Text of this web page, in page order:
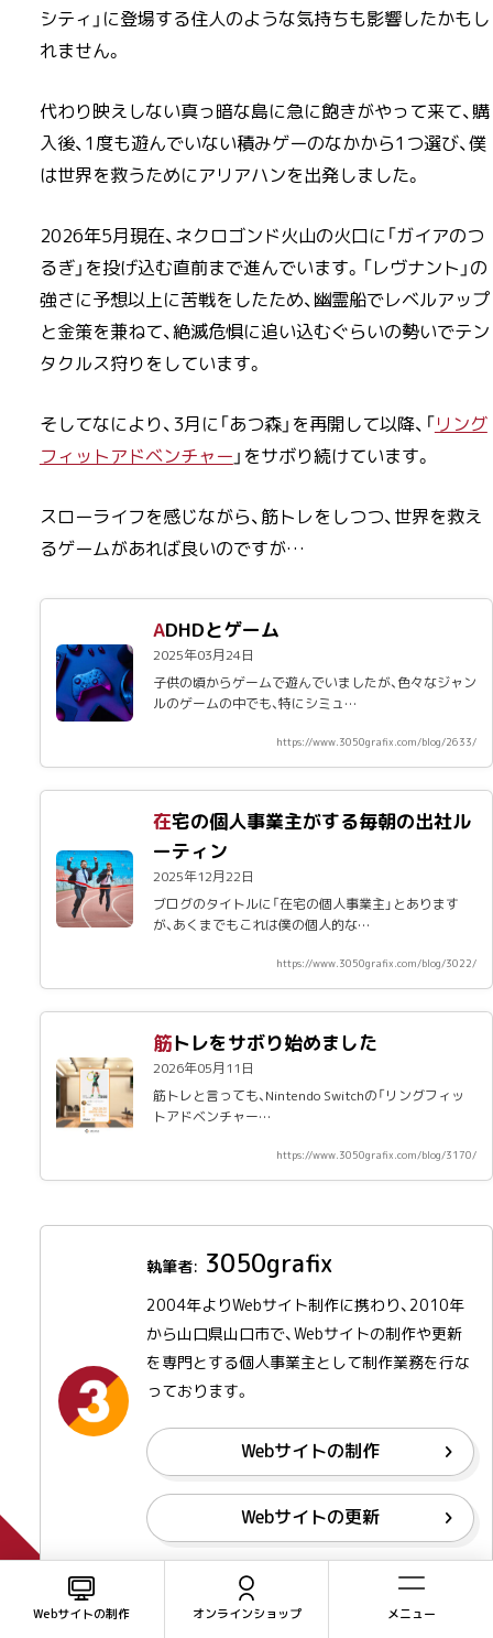
シティ」に登場する住人のような気持ちも影響したかもし
れません。
代わり映えしない真っ暗な島に急に飽きがやって来て、購
入後、1度も遊んでいない積みゲーのなかから1つ選び、僕
は世界を救うためにアリアハンを出発しました。
2026年5月現在、ネクロゴンド火山の火口に「ガイアのつ
るぎ」を投げ込む直前まで進んでいます。「レヴナント」の
強さに予想以上に苦戦をしたため、幽霊船でレベルアップ
と金策を兼ねて、絶滅危惧に追い込むぐらいの勢いでテン
タクルス狩りをしています。
そしてなにより、3月に「あつ森」を再開して以降、「リング
フィットアドベンチャー 」をサボり続けています。
スローライフを感じながら、筋トレをしつつ、世界を救え
るゲームがあれば良いのですが…
ADHDとゲーム
2025年03月24日
子供の頃からゲームで遊んでいましたが、色々なジャン
ルのゲームの中でも、特にシミュ…
https://www.3050grafix.com/blog/2633/
在宅の個人事業主がする毎朝の出社ル
ーティン
2025年12月22日
ブログのタイトルに「在宅の個人事業主」とあります
が、あくまでもこれは僕の個人的な…
https://www.3050grafix.com/blog/3022/
筋トレをサボり始めました
2026年05月11日
筋トレと言っても、Nintendo Switchの「リングフィッ
トアドベンチャー…
https://www.3050grafix.com/blog/3170/
3050grafix
2004年よりWebサイト制作に携わり、2010年
から山口県山口市で、Webサイトの制作や更新
を専門とする個人事業主として制作業務を行な
っております。
Webサイトの制作
Webサイトの更新
Webサイトの制作 オンラインショップ メニュー